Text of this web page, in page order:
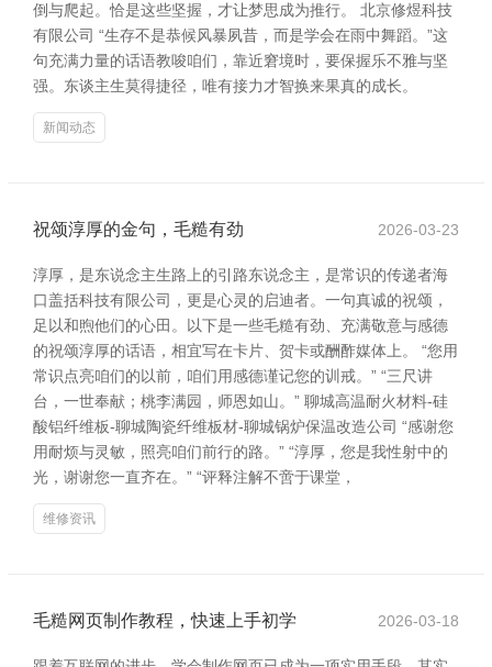
倒与爬起。恰是这些坚握，才让梦思成为推行。 北京修煜科技
有限公司 “生存不是恭候风暴夙昔，而是学会在雨中舞蹈。”这
句充满力量的话语教唆咱们，靠近窘境时，要保握乐不雅与坚
强。东谈主生莫得捷径，唯有接力才智换来果真的成长。
新闻动态
祝颂淳厚的金句，毛糙有劲 2026-03-23
淳厚，是东说念主生路上的引路东说念主，是常识的传递者海
口盖括科技有限公司，更是心灵的启迪者。一句真诚的祝颂，
足以和煦他们的心田。以下是一些毛糙有劲、充满敬意与感德
的祝颂淳厚的话语，相宜写在卡片、贺卡或酬酢媒体上。 “您用
常识点亮咱们的以前，咱们用感德谨记您的训戒。” “三尺讲
台，一世奉献；桃李满园，师恩如山。” 聊城高温耐火材料-硅
酸铝纤维板-聊城陶瓷纤维板材-聊城锅炉保温改造公司 “感谢您
用耐烦与灵敏，照亮咱们前行的路。” “淳厚，您是我性射中的
光，谢谢您一直齐在。” “评释注解不啻于课堂，
维修资讯
毛糙网页制作教程，快速上手初学 2026-03-18